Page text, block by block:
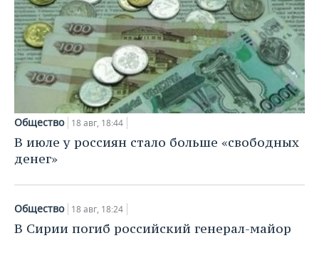
Общество 18 авг, 18:44
В июле у россиян стало больше «свободных
денег»
Общество 18 авг, 18:24
В Сирии погиб российский генерал-майор